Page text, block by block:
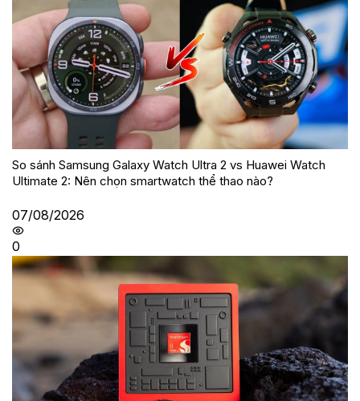
So sánh Samsung Galaxy Watch Ultra 2 vs Huawei Watch
Ultimate 2: Nên chọn smartwatch thể thao nào?
07/08/2026
0